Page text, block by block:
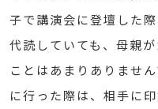
子で講演会に登壇した
代読していても、母親
ことはあまりありませ
に行った際は、相手に